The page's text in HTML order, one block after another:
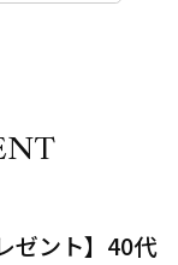
ゼント】40代